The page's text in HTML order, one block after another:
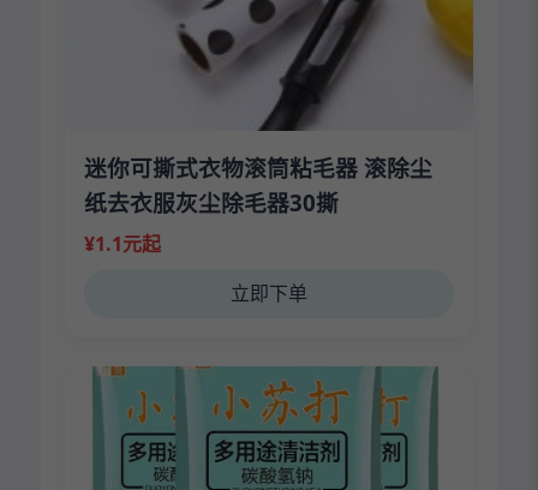
迷你可撕式衣物滚筒粘毛器 滚除尘
纸去衣服灰尘除毛器30撕
¥1.1元起
立即下单